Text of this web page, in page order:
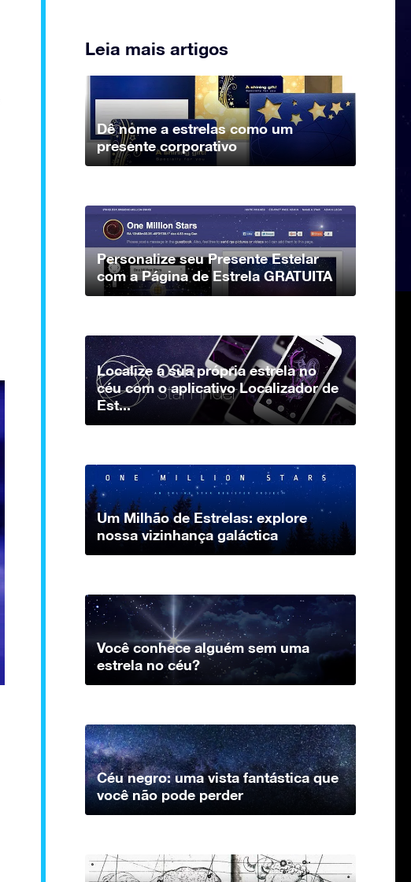
Leia mais artigos
Dê nome a estrelas como um
presente corporativo
Personalize seu Presente Estelar
com a Página de Estrela GRATUITA
Localize a sua própria estrela no
céu com o aplicativo Localizador de
Est...
Um Milhão de Estrelas: explore
nossa vizinhança galáctica
Você conhece alguém sem uma
estrela no céu?
Céu negro: uma vista fantástica que
você não pode perder